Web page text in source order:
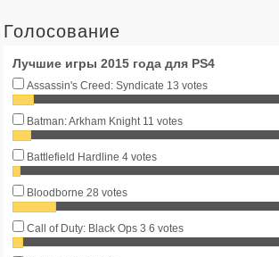
Голосование
Лучшие игры 2015 года для PS4
Assassin's Creed: Syndicate 13 votes
Batman: Arkham Knight 11 votes
Battlefield Hardline 4 votes
Bloodborne 28 votes
Call of Duty: Black Ops 3 6 votes